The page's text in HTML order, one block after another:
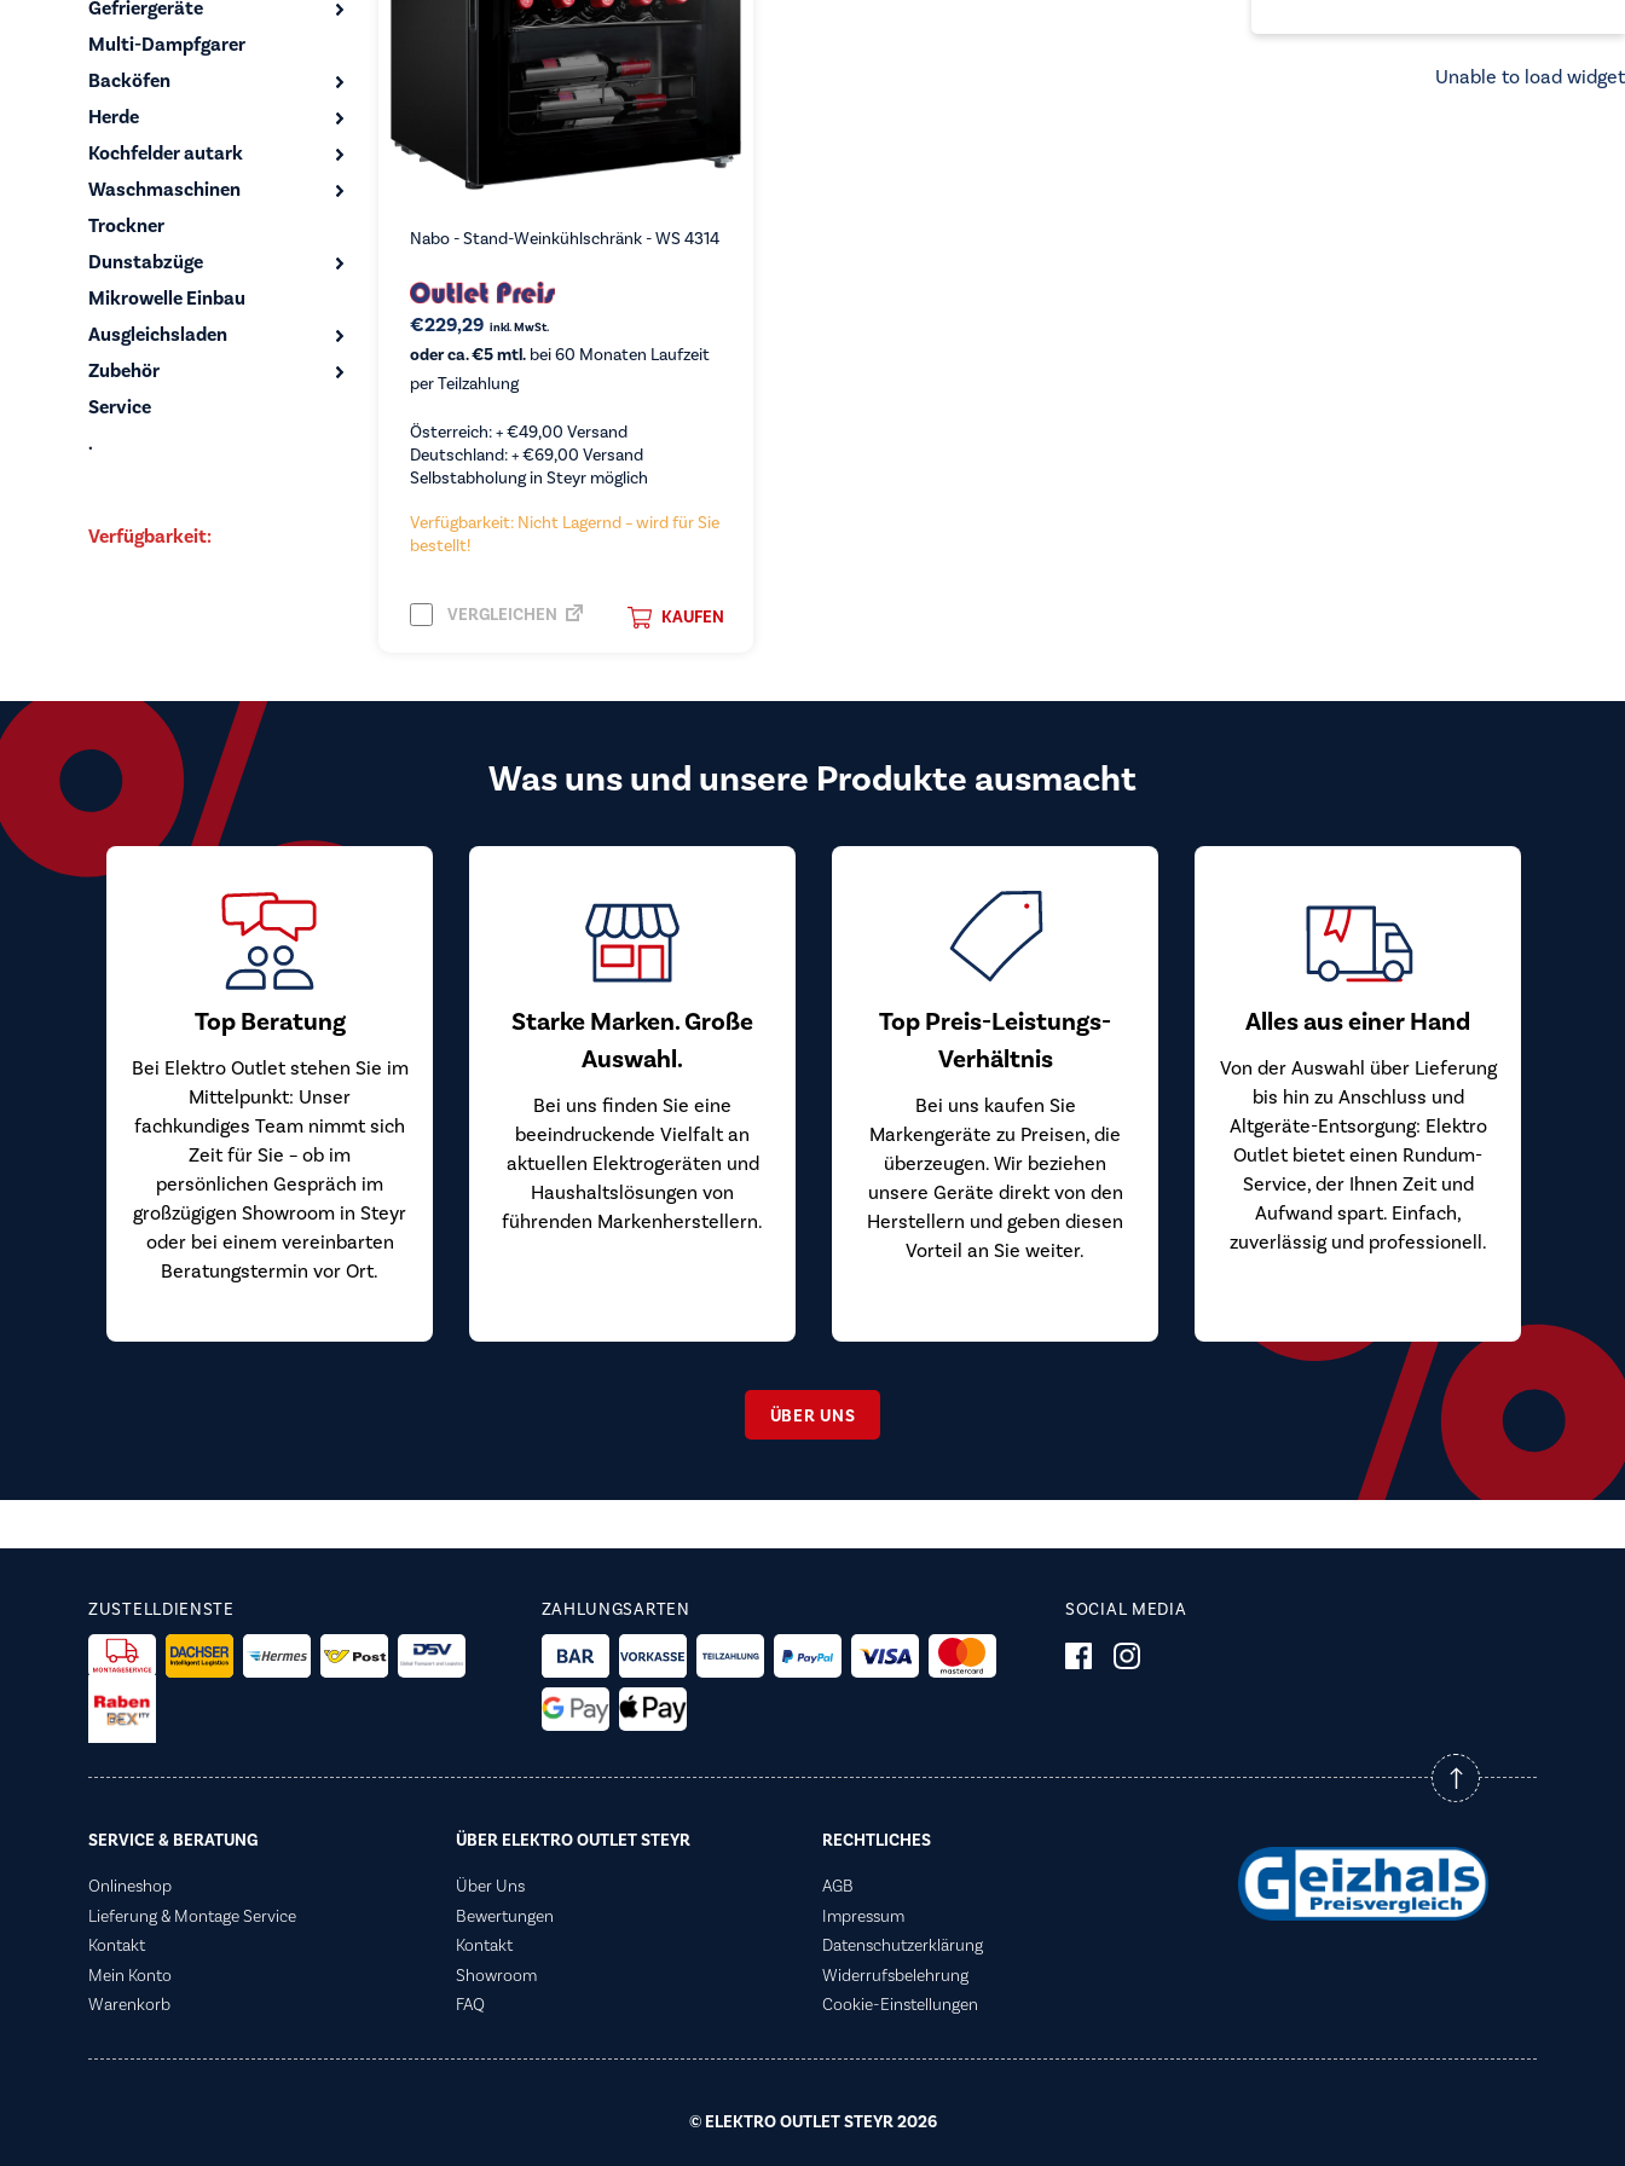
Gefriergeräte
Multi-Dampfgarer
Backöfen
Herde
Kochfelder autark
Waschmaschinen
Trockner
Dunstabzüge
Mikrowelle Einbau
Ausgleichsladen
Zubehör
Service
.
Verfügbarkeit:
Nabo - Stand-Weinkühlschränk - WS 4314
€229,29 inkl. MwSt.
oder ca. €5 mtl. bei 60 Monaten Laufzeit
per Teilzahlung
Österreich: +€49,00 Versand
Deutschland: +€69,00 Versand
Selbstabholung in Steyr möglich
Verfügbarkeit: Nicht Lagernd – wird für Sie
bestellt!
KAUFEN
VERGLEICHEN
Was uns und unsere Produkte ausmacht
Top Beratung
Bei Elektro Outlet stehen Sie im
Mittelpunkt: Unser
fachkundiges Team nimmt sich
Zeit für Sie – ob im
persönlichen Gespräch im
großzügigen Showroom in Steyr
oder bei einem vereinbarten
Beratungstermin vor Ort.
Starke Marken. Große
Auswahl.
Bei uns finden Sie eine
beeindruckende Vielfalt an
aktuellen Elektrogeräten und
Haushaltslösungen von
führenden Markenherstellern.
Top Preis-Leistungs-
Verhältnis
Bei uns kaufen Sie
Markengeräte zu Preisen, die
überzeugen. Wir beziehen
unsere Geräte direkt von den
Herstellern und geben diesen
Vorteil an Sie weiter.
Alles aus einer Hand
Von der Auswahl über Lieferung
bis hin zu Anschluss und
Altgeräte-Entsorgung: Elektro
Outlet bietet einen Rundum-
Service, der Ihnen Zeit und
Aufwand spart. Einfach,
zuverlässig und professionell.
ÜBER UNS
ZUSTELLDIENSTE ZAHLUNGSARTEN SOCIAL MEDIA
SERVICE & BERATUNG
Onlineshop
Lieferung & Montage Service
Kontakt
Mein Konto
Warenkorb
ÜBER ELEKTRO OUTLET STEYR
Über Uns
Bewertungen
Kontakt
Showroom
FAQ
RECHTLICHES
AGB
Impressum
Datenschutzerklärung
Widerrufsbelehrung
Cookie-Einstellungen
© ELEKTRO OUTLET STEYR 2026
Unable to load widget